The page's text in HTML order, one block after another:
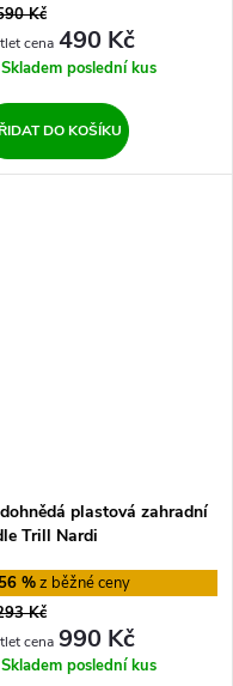
Kč
490 Kč
Skladem poslední kus
DO KOŠÍKU
plastová zahradní
Trill Nardi
%
Kč
990 Kč
Skladem poslední kus